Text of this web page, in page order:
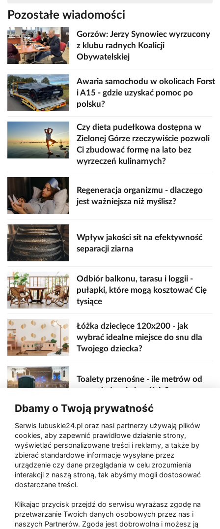
Pozostałe wiadomości
Gorzów: Jerzy Synowiec wyrzucony
z klubu radnych Koalicji
Obywatelskiej
Awaria samochodu w okolicach Forst
i A15 - gdzie uzyskać pomoc po
polsku?
Czy dieta pudełkowa dostępna w
Zielonej Górze rzeczywiście pozwoli
Ci zbudować formę na lato bez
wyrzeczeń kulinarnych?
Regeneracja organizmu - dlaczego
jest ważniejsza niż myślisz?
Wpływ jakości sit na efektywność
separacji ziarna
Odbiór balkonu, tarasu i loggii -
pułapki, które mogą kosztować Cię
tysiące
Łóżka dziecięce 120x200 - jak
wybrać idealne miejsce do snu dla
Twojego dziecka?
Toalety przenośne - ile metrów od
sceny, jedzenia i wejścia?
Zaatakował seniora na "kwadracie"
Akcja po pożarze w Gorzowie.
Ruszyła rozbiórka ściany spalonej
Dbamy o Twoją prywatność
Serwis lubuskie24.pl oraz nasi partnerzy używają plików
cookies, aby zapewnić prawidłowe działanie strony,
wyświetlać personalizowane treści i reklamy, a także by
zbierać standardowe informacje wysyłane przez
urządzenie czy dane przeglądania w celu zrozumienia
interakcji z naszą stroną, tak abyśmy mogli dostosować
dostarczane treści.
Klikając przycisk przejdź do serwisu wyrażasz zgodę na
przetwarzanie Twoich danych osobowych przez nas i
naszych Partnerów. Zgoda jest dobrowolna i możesz ją